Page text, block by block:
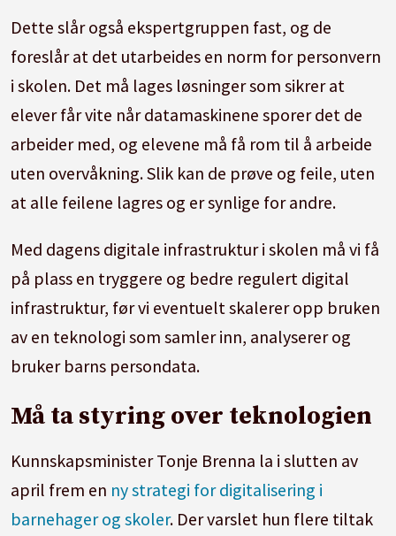
Dette slår også ekspertgruppen fast, og de
foreslår at det utarbeides en norm for personvern
i skolen. Det må lages løsninger som sikrer at
elever får vite når datamaskinene sporer det de
arbeider med, og elevene må få rom til å arbeide
uten overvåkning. Slik kan de prøve og feile, uten
at alle feilene lagres og er synlige for andre.
Med dagens digitale infrastruktur i skolen må vi få
på plass en tryggere og bedre regulert digital
infrastruktur, før vi eventuelt skalerer opp bruken
av en teknologi som samler inn, analyserer og
bruker barns persondata.
Må ta styring over teknologien
Kunnskapsminister Tonje Brenna la i slutten av
april frem en ny strategi for digitalisering i
barnehager og skoler. Der varslet hun flere tiltak